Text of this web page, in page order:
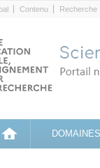
Contenu Recherche
DOMAINES